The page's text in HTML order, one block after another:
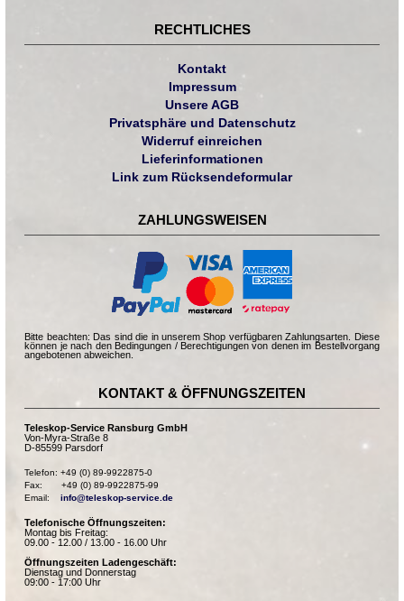
RECHTLICHES
Kontakt
Impressum
Unsere AGB
Privatsphäre und Datenschutz
Widerruf einreichen
Lieferinformationen
Link zum Rücksendeformular
ZAHLUNGSWEISEN
Bitte beachten: Das sind die in unserem Shop verfügbaren Zahlungsarten. Diese
können je nach den Bedingungen / Berechtigungen von denen im Bestellvorgang
angebotenen abweichen.
KONTAKT & ÖFFNUNGSZEITEN
Teleskop-Service Ransburg GmbH
Von-Myra-Straße 8
D-85599 Parsdorf
Telefon: +49 (0) 89-9922875-0
Fax:       +49 (0) 89-9922875-99
Email: info@teleskop-service.de
Telefonische Öffnungszeiten:
Montag bis Freitag:
09.00 - 12.00 / 13.00 - 16.00 Uhr
Öffnungszeiten Ladengeschäft:
Dienstag und Donnerstag
09:00 - 17:00 Uhr